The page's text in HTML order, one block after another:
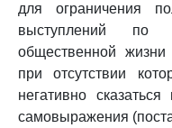
для ограничения
выступлений
общественной
при отсутствии
негативно
самовыражения